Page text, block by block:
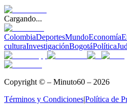
Cargando...
ColombiaDeportesMundoEconomía
culturaInvestigaciónBogotáPolítica
Copyright © – Minuto60 – 2026
Términos y Condiciones|Política de